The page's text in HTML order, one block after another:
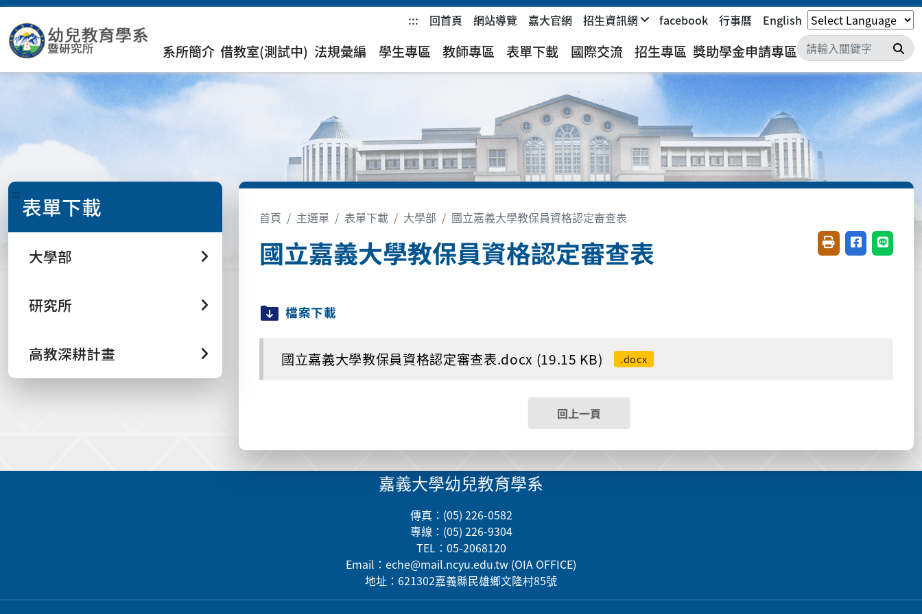
::: 回首頁 網站導覽 嘉大官網 招生資訊網 facebook 行事曆 English
系所簡介 借教室(測試中) 法規彙編 學生專區 教師專區 表單下載 國際交流 招生專區 獎助學金申請專區 搜
::: 表單下載
大學部
研究所
高教深耕計畫
首頁 主選單 表單下載 大學部 國立嘉義大學教保員資格認定審查表
國立嘉義大學教保員資格認定審查表 友善列印(開新視窗)
分享至臉書(
分享至
檔案下載
國立嘉義大學教保員資格認定審查表.docx (19.15 KB) .docx
回上一頁
嘉義大學幼兒教育學系
傳真：(05) 226-0582
專線：(05) 226-9304
TEL：05-2068120
Email： eche@mail.ncyu.edu.tw (OIA OFFICE)
地址：621302嘉義縣民雄鄉文隆村85號